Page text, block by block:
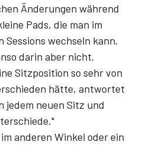
Änderungen während
Pads, die man im
wechseln kann.
darin aber nicht.
Sitzposition so sehr von
hätte, antwortet
jedem neuen Sitz und
anderen Winkel oder ein